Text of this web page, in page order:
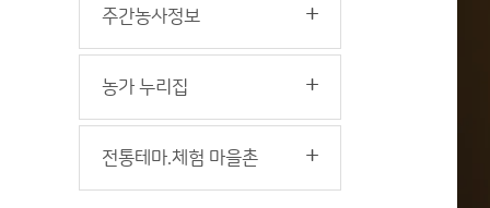
주간농사정보
농가 누리집
전통테마.체험 마을촌